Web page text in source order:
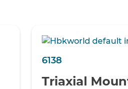
6138
Triaxial